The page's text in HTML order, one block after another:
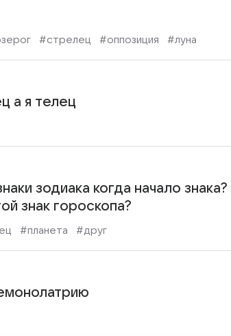
#стрелец #оппозиция #луна
а я телец
зодиака когда начало знака?
знак гороскопа?
#планета #друг